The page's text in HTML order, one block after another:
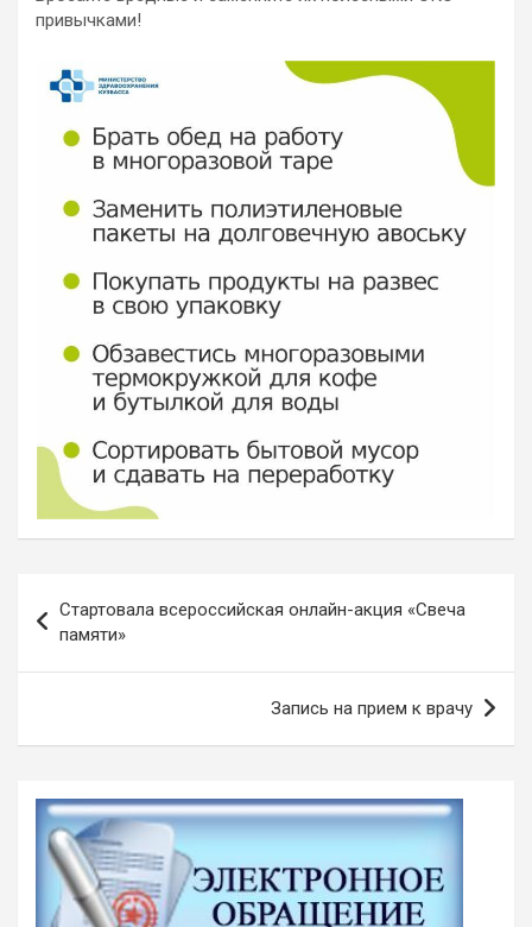
привычками!
по
записям
Стартовала всероссийская онлайн-акция «Свеча
памяти»
Запись на прием к врачу